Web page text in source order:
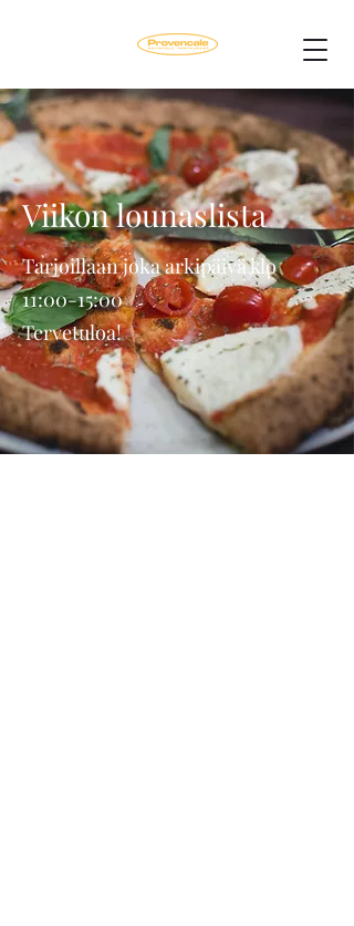
Viikon lounaslista
Tarjoillaan joka arkipäivä klo
11:00-15:00
Tervetuloa!